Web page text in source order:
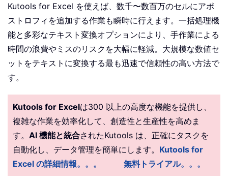
Kutools for Excel を使えば、数千〜数百万のセルにアポ
ストロフィを追加する作業も瞬時に行えます。一括処理機
能と多彩なテキスト変換オプションにより、手作業による
時間の浪費やミスのリスクを大幅に軽減。大規模な数値セ
ットをテキストに変換する最も迅速で信頼性の高い方法で
す。
Kutools for Excelは300 以上の高度な機能を提供し、
複雑な作業を効率化して、創造性と生産性を高めま
す。 AI 機能と統合されたKutools は、正確にタスクを
自動化し、データ管理を簡単にします。 Kutools for
Excel の詳細情報。。。
無料トライアル。。。